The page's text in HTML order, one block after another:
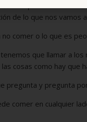
de lo que nos vamos
comer o lo que es
que llamar a
cosas como hay que
pregunta y pregunta
comer en cualquier